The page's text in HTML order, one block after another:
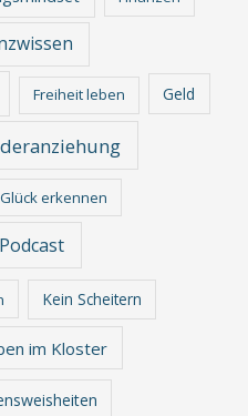
Freiheit leben Geld
Glück erkennen
Kein Scheitern
im Kloster